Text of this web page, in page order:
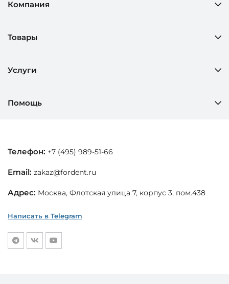
Компания
Товары
Услуги
Помощь
Телефон: +7 (495) 989-51-66
Email: zakaz@fordent.ru
Адрес: Москва, Флотская улица 7, корпус 3, пом.438
Написать в Telegram